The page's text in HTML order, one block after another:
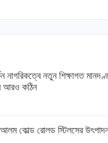
নাগরিকত্বে নতুন শিক্ষাগত
আরও কঠিন
কোল্ড রোলড স্টিলসের